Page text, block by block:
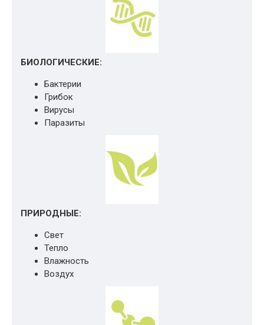
БИОЛОГИЧЕСКИЕ:
Бактерии
Грибок
Вирусы
Паразиты
ПРИРОДНЫЕ:
Свет
Тепло
Влажность
Воздух